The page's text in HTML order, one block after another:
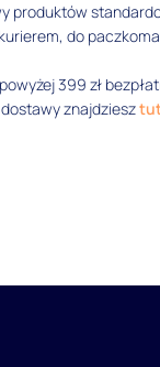
produktów
do
399 zł
znajdziesz